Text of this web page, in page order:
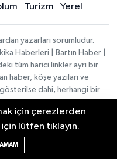
Turizm Yerel
yazarları sorumludur.
Haberleri | Bartın Haber |
tüm harici linkler ayrı bir
haber, köşe yazıları ve
gösterilse dahi, herhangi bir
Eğitim
için çerezlerden
lütfen tıklayın.
5 Gözaltı, 4